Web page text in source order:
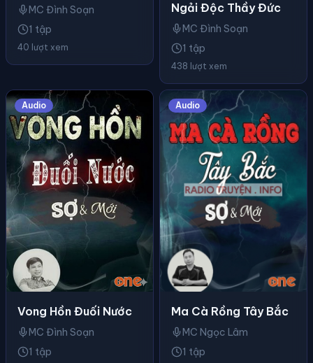
MC Đình Soạn
1 tập
40 lượt xem
Ngải Độc Thầy Đức
MC Đình Soạn
1 tập
438 lượt xem
Audio
Vong Hồn Đuối Nước
MC Đình Soạn
1 tập
Audio
Ma Cà Rồng Tây Bắc
MC Ngọc Lâm
1 tập